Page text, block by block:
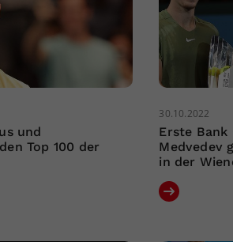
und
Top 100 der
30.10.2022
Erste
Medvedev
in der